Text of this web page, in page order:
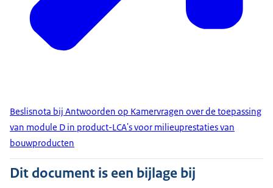
Beslisnota bij Antwoorden op Kamervragen over de toepassing
van module D in product-LCA's voor milieuprestaties van
bouwproducten
Dit document is een bijlage bij